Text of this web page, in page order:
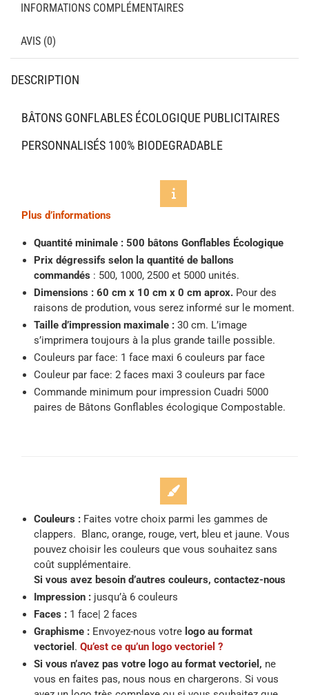
INFORMATIONS COMPLÉMENTAIRES
AVIS (0)
DESCRIPTION
BÂTONS GONFLABLES ÉCOLOGIQUE PUBLICITAIRES
PERSONNALISÉS 100% BIODEGRADABLE
Plus d’informations
Quantité minimale : 500 bâtons Gonflables Écologique
Prix dégressifs selon la quantité de ballons
commandés : 500, 1000, 2500 et 5000 unités.
Dimensions : 60 cm x 10 cm x 0 cm aprox. Pour des
raisons de prodution, vous serez informé sur le moment.
Taille d’impression maximale : 30 cm. L’image
s’imprimera toujours à la plus grande taille possible.
Couleurs par face: 1 face maxi 6 couleurs par face
Couleur par face: 2 faces maxi 3 couleurs par face
Commande minimum pour impression Cuadri 5000
paires de Bâtons Gonflables écologique Compostable.
Couleurs : Faites votre choix parmi les gammes de
clappers. Blanc, orange, rouge, vert, bleu et jaune. Vous
pouvez choisir les couleurs que vous souhaitez sans
coût supplémentaire.
Si vous avez besoin d’autres couleurs, contactez-nous
Impression : jusqu’à 6 couleurs
Faces : 1 face| 2 faces
Graphisme : Envoyez-nous votre logo au format
vectoriel . Qu’est ce qu’un logo vectoriel ?
Si vous n’avez pas votre logo au format vectoriel, ne
vous en faites pas, nous nous en chargerons. Si vous